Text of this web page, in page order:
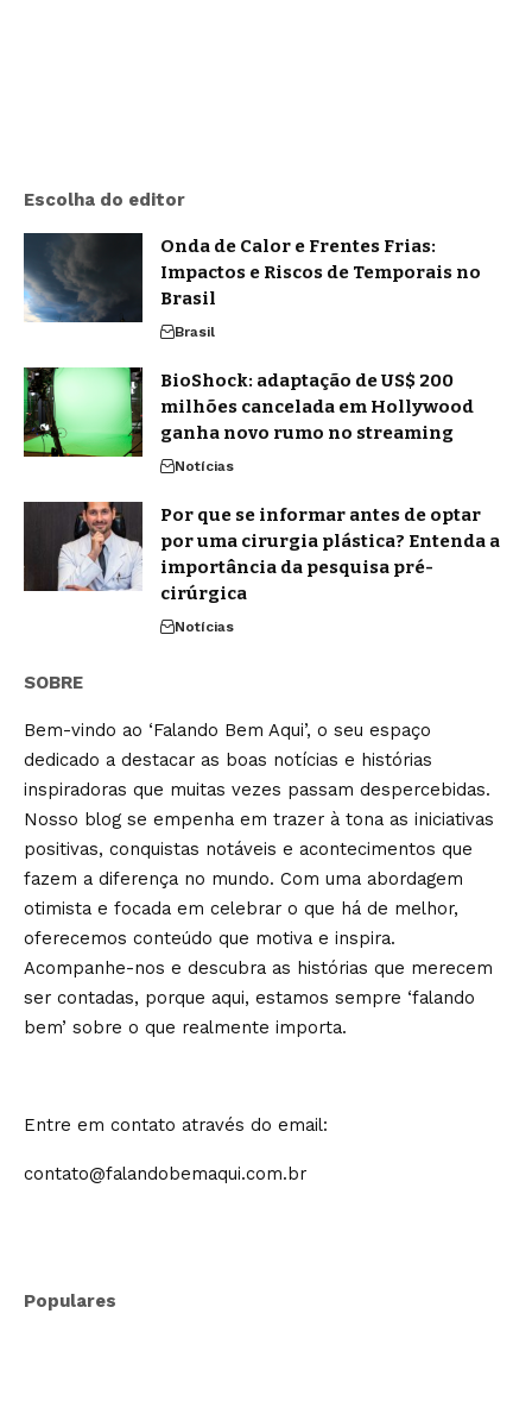
Escolha do editor
Onda de Calor e Frentes Frias:
Impactos e Riscos de Temporais no
Brasil
Brasil
BioShock: adaptação de US$ 200
milhões cancelada em Hollywood
ganha novo rumo no streaming
Notícias
Por que se informar antes de optar
por uma cirurgia plástica? Entenda a
importância da pesquisa pré-
cirúrgica
Notícias
SOBRE
Bem-vindo ao ‘Falando Bem Aqui’, o seu espaço
dedicado a destacar as boas notícias e histórias
inspiradoras que muitas vezes passam despercebidas.
Nosso blog se empenha em trazer à tona as iniciativas
positivas, conquistas notáveis e acontecimentos que
fazem a diferença no mundo. Com uma abordagem
otimista e focada em celebrar o que há de melhor,
oferecemos conteúdo que motiva e inspira.
Acompanhe-nos e descubra as histórias que merecem
ser contadas, porque aqui, estamos sempre ‘falando
bem’ sobre o que realmente importa.
Entre em contato através do email:
contato@falandobemaqui.com.br
Populares